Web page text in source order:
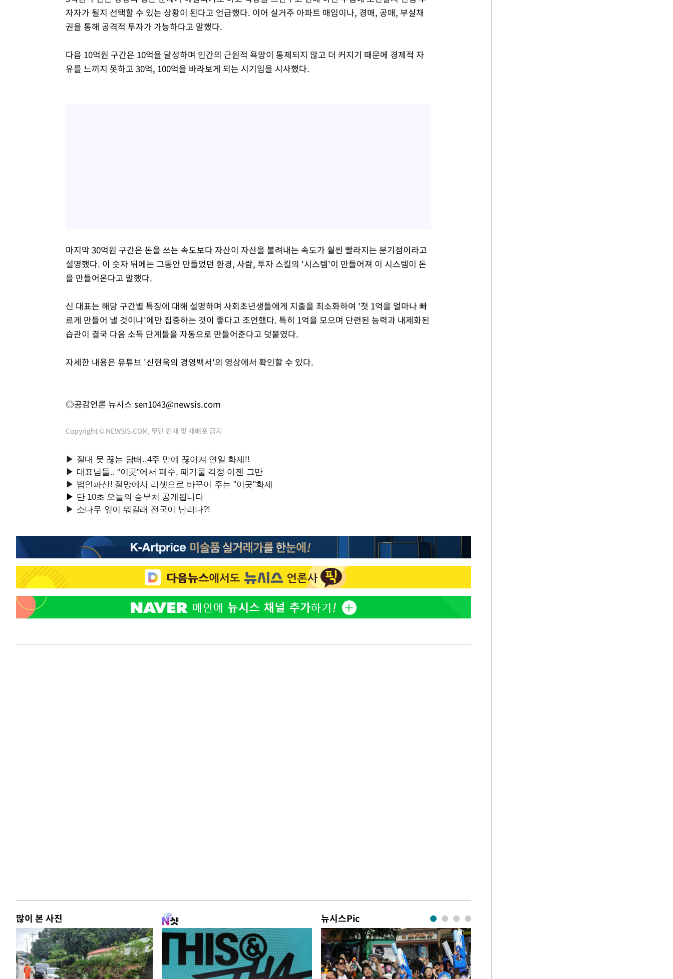
자자가 될지 선택할 수 있는 상황이 된다고 언급했다. 이어 실거주 아파트 매입이나, 경매, 공매, 부실채
권을 통해 공격적 투자가 가능하다고 말했다.
다음 10억원 구간은 10억을 달성하며 인간의 근원적 욕망이 통제되지 않고 더 커지기 때문에 경제적 자
유를 느끼지 못하고 30억, 100억을 바라보게 되는 시기임을 시사했다.
마지막 30억원 구간은 돈을 쓰는 속도보다 자산이 자산을 불려내는 속도가 훨씬 빨라지는 분기점이라고
설명했다. 이 숫자 뒤에는 그동안 만들었던 환경, 사람, 투자 스킬의 '시스템'이 만들어져 이 시스템이 돈
을 만들어온다고 말했다.
신 대표는 해당 구간별 특징에 대해 설명하며 사회초년생들에게 지출을 최소화하여 '첫 1억을 얼마나 빠
르게 만들어 낼 것이냐'에만 집중하는 것이 좋다고 조언했다. 특히 1억을 모으며 단련된 능력과 내제화된
습관이 결국 다음 소득 단계들을 자동으로 만들어준다고 덧붙였다.
자세한 내용은 유튜브 '신현욱의 경영백서'의 영상에서 확인할 수 있다.
◎공감언론 뉴시스 sen1043@newsis.com
Copyright © NEWSIS.COM, 무단 전재 및 재배포 금지
많이 본 사진 뉴시스Pic